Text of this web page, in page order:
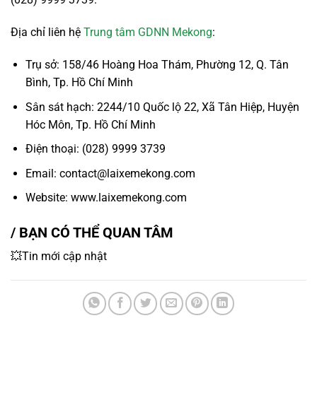
Địa chỉ liên hệ Trung tâm GDNN Mekong:
Trụ sở: 158/46 Hoàng Hoa Thám, Phường 12, Q. Tân
Bình, Tp. Hồ Chí Minh
Sân sát hạch: 2244/10 Quốc lộ 22, Xã Tân Hiệp, Huyện
Hóc Môn, Tp. Hồ Chí Minh
Điện thoại: (028) 9999 3739
Email: contact@laixemekong.com
Website: www.laixemekong.com
/ BẠN CÓ THỂ QUAN TÂM
💥Tin mới cập nhật